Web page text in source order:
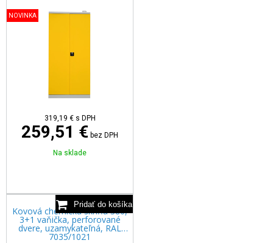
NOVINKA
319,19 € s DPH
259,51 € bez DPH
Na sklade
Kovová chemická skriňa 380,
3+1 vaňička, perforované
dvere, uzamykateľná, RAL
7035/1021